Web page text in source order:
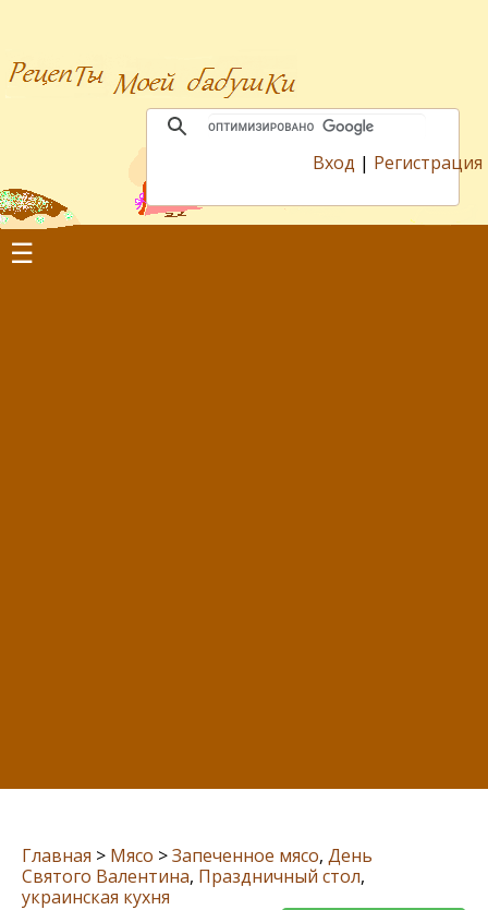
Вход | Регистрация
☰
Главная > Мясо >Запеченное мясо, День
Святого Валентина, Праздничный стол,
украинская кухня